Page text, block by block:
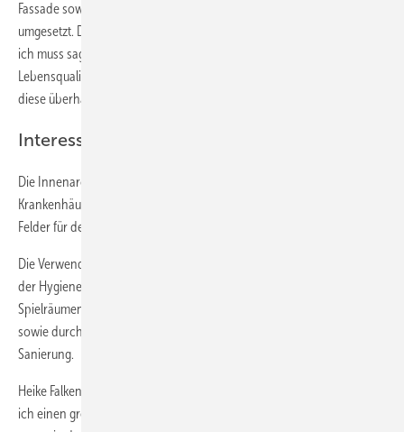
Fassade sowie mit großformatigen Dachfenstern in den Räumen
umgesetzt. Die ideale Verbindung von Innen- und Außenraum. Und
ich muss sagen, hier steigern die großen Glasformate die
Lebensqualität der Bewohner deutlich, beziehungsweise machen
diese überhaupt erst möglich.“
Interessante Zukunftsmärkte für Verarbeiter
Die Innenarchitektin sieht gerade bei Hotelbauten, ebenso wie bei
Krankenhäusern, Arztpraxen und Pflegeeinrichtungen, interessante
Felder für den Einsatz von Glas im Innenraum.
Die Verwendung von Glas sei nicht nur wie anfangs angesprochen
der Hygiene geschuldet, sondern auch den gestalterischen
Spielräumen, die der Werkstoff durch unterschiedlichste Veredlungen
sowie durch Beleuchtung bietet. Das gilt insbesondere auch für die
Sanierung.
Heike Falkenberg: „Mit Glas kann man wunderbar sanieren. Hier sehe
ich einen großen Markt. Allerdings müssen auch solche Projekte